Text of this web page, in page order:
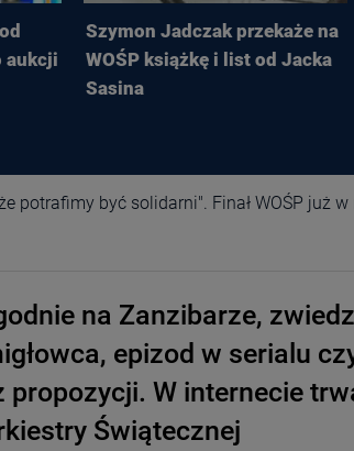
aukcji
Szymon Jadczak przekaże na
WOŚP książkę i list od Jacka
Sasina
potrafimy być solidarni". Finał WOŚP już w
na Zanzibarze,
epizod w serialu
W internecie
Świątecznej